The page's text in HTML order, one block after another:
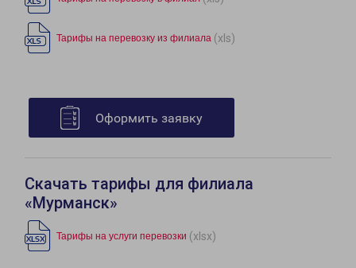
Тарифы на перевозку из филиала (xls)
Оформить заявку
Скачать тарифы для филиала
«Мурманск»
Тарифы на услуги перевозки (xlsx)